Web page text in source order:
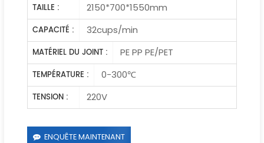
TAILLE :
2150*700*1550mm
CAPACITÉ :
32cups/min
MATÉRIEL DU JOINT :
PE PP PE/PET
TEMPÉRATURE :
0-300℃
TENSION :
220V
ENQUÊTE MAINTENANT